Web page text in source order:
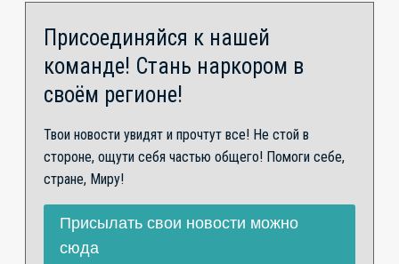
Присоединяйся к нашей
команде! Стань наркором в
своём регионе!
Твои новости увидят и прочтут все! Не стой в
стороне, ощути себя частью общего! Помоги себе,
стране, Миру!
Присылать свои новости можно
сюда